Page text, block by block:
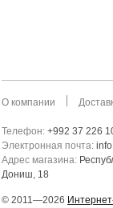
О компании
Телефон: +992 37 226
Электронная почта:
Адрес магазина:
Дониш, 18
© 2011—2026